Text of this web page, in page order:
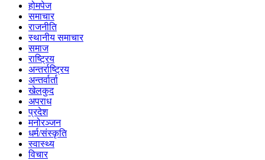
होमपेज
समाचार
राजनीति
स्थानीय समाचार
समाज
राष्ट्रिय
अन्तर्राष्ट्रिय
अन्तर्वार्ता
खेलकुद
अपराध
प्रदेश
मनोरञ्जन
धर्म/संस्कृति
स्वास्थ्य
विचार